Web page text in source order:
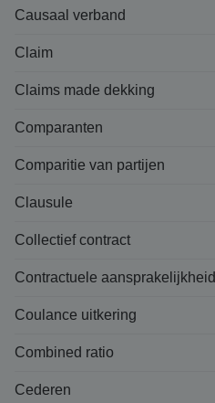
Causaal verband
Claim
Claims made dekking
Comparanten
Comparitie van partijen
Clausule
Collectief contract
Contractuele aansprakelijkheid
Coulance uitkering
Combined ratio
Cederen